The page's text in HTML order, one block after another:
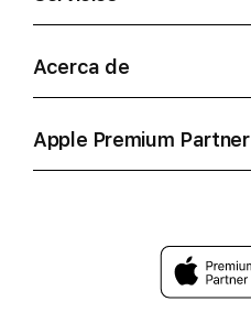
Acerca de
Apple Premium Partner